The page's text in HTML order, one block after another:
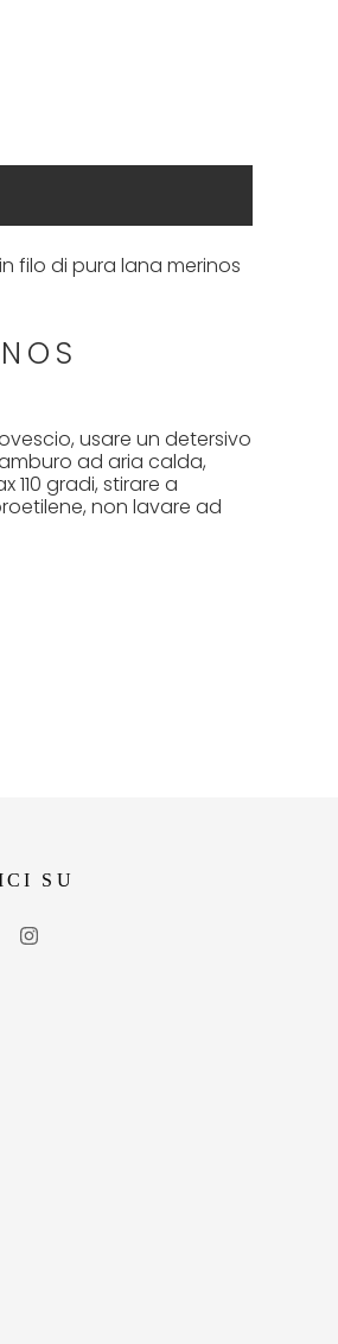
filo di pura lana merinos
usare un detersivo
ad aria calda,
gradi, stirare a
non lavare ad
SU